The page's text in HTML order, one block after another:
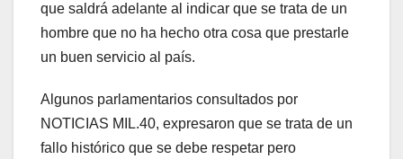
que saldrá adelante al indicar que se trata de un
hombre que no ha hecho otra cosa que prestarle
un buen servicio al país.
Algunos parlamentarios consultados por
NOTICIAS MIL.40, expresaron que se trata de un
fallo histórico que se debe respetar pero